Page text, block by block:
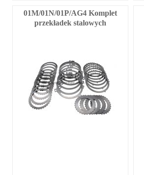
01M/01N/01P/AG4 Komplet
przekładek stalowych